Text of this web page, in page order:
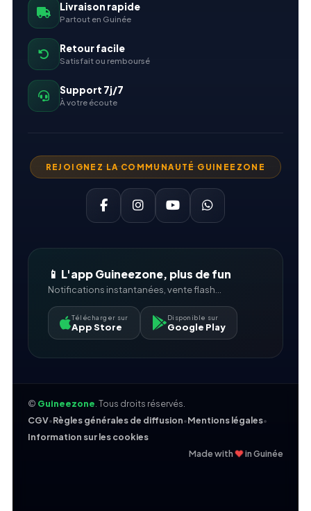
Livraison rapide
Partout en Guinée
Retour facile
Satisfait ou remboursé
Support 7j/7
À votre écoute
REJOIGNEZ LA COMMUNAUTÉ GUINEEZONE
📱 L'app Guineezone, plus de fun
Notifications instantanées, vente flash...
Télécharger sur
App Store
Disponible sur
Google Play
© Guineezone . Tous droits réservés.
CGV•Règles générales de diffusion•Mentions légales•
Information sur les cookies
Made with❤in Guinée